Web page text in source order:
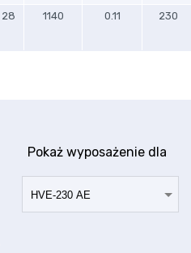
28 1140 0.11 230
Pokaż wyposażenie dla